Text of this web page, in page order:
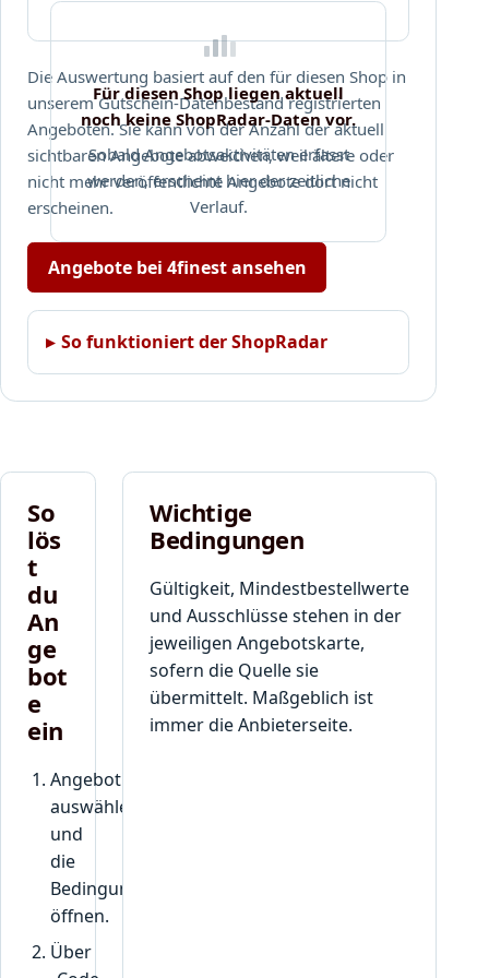
Für diesen Shop liegen aktuell
noch keine ShopRadar-Daten vor.
Sobald Angebotsaktivitäten erfasst
werden, erscheint hier der zeitliche
Verlauf.
Die Auswertung basiert auf den für diesen Shop in
unserem Gutschein-Datenbestand registrierten
Angeboten. Sie kann von der Anzahl der aktuell
sichtbaren Angebote abweichen, weil ältere oder
nicht mehr veröffentlichte Angebote dort nicht
erscheinen.
Angebote bei 4finest ansehen
So funktioniert der ShopRadar
So
lös
t
du
An
ge
bot
e
ein
Angebot
auswählen
und
die
Bedingungen
öffnen.
Über
Wichtige
Bedingungen
Gültigkeit, Mindestbestellwerte
und Ausschlüsse stehen in der
jeweiligen Angebotskarte,
sofern die Quelle sie
übermittelt. Maßgeblich ist
immer die Anbieterseite.